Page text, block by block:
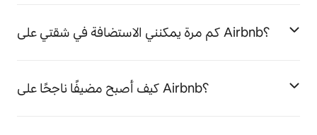
كم مرة يمكنني الاستضافة في شقتي على Airbnb؟
كيف أصبح مضيفًا ناجحًا على Airbnb؟